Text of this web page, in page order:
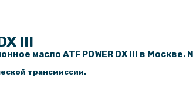
III
масло ATF POWER DX III в Москве.
трансмиссии.